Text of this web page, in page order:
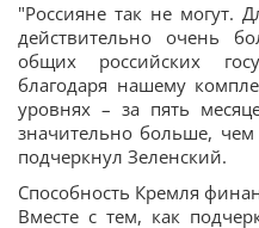
"Россияне так не могут.
действительно очень
общих российских
благодаря нашему
уровнях – за пять
значительно больше,
подчеркнул Зеленский.
Способность Кремля
Вместе с тем, как